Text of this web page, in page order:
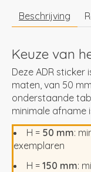
Beschrijving
Keuze van
Deze ADR sticker
maten, van 50
onderstaande
minimale afname
H = 50 mm:
exemplaren
H = 150 mm: